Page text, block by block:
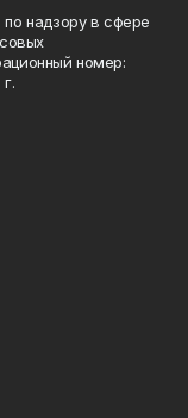
надзору в сфере
номер: